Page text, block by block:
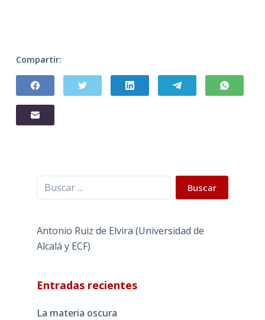
Compartir:
Buscar Buscar
Antonio Ruiz de Elvira (Universidad de
Alcalá y ECF)
Entradas recientes
La materia oscura